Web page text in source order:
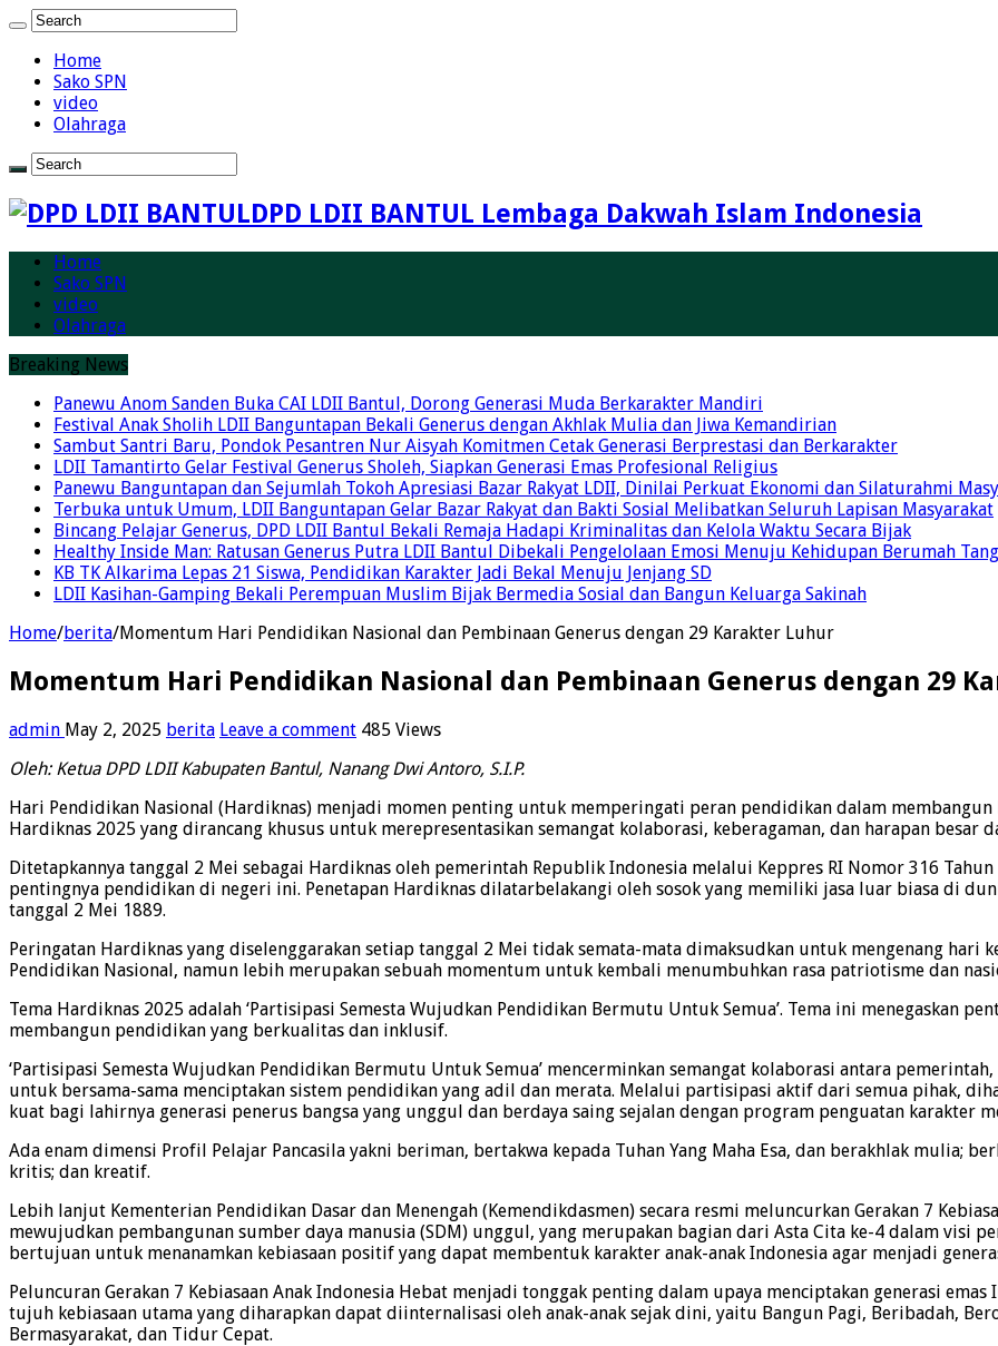
Home
Sako SPN
video
Olahraga
DPD LDII BANTUL Lembaga Dakwah Islam Indonesia
Home
Sako SPN
video
Olahraga
Breaking News
Panewu Anom Sanden Buka CAI LDII Bantul, Dorong Generasi Muda Berkarakter Mandiri
Festival Anak Sholih LDII Banguntapan Bekali Generus dengan Akhlak Mulia dan Jiwa Kemandirian
Sambut Santri Baru, Pondok Pesantren Nur Aisyah Komitmen Cetak Generasi Berprestasi dan Berkarakter
LDII Tamantirto Gelar Festival Generus Sholeh, Siapkan Generasi Emas Profesional Religius
Panewu Banguntapan dan Sejumlah Tokoh Apresiasi Bazar Rakyat LDII, Dinilai Perkuat Ekonomi dan Silaturahmi
Terbuka untuk Umum, LDII Banguntapan Gelar Bazar Rakyat dan Bakti Sosial Melibatkan Seluruh Lapisan Masyarakat
Bincang Pelajar Generus, DPD LDII Bantul Bekali Remaja Hadapi Kriminalitas dan Kelola Waktu Secara Bijak
Healthy Inside Man: Ratusan Generus Putra LDII Bantul Dibekali Pengelolaan Emosi Menuju Kehidupan Berumah
KB TK Alkarima Lepas 21 Siswa, Pendidikan Karakter Jadi Bekal Menuju Jenjang SD
LDII Kasihan-Gamping Bekali Perempuan Muslim Bijak Bermedia Sosial dan Bangun Keluarga Sakinah
Home/berita/Momentum Hari Pendidikan Nasional dan Pembinaan Generus dengan 29 Karakter Luhur
Momentum Hari Pendidikan Nasional dan Pembinaan Generus dengan 29
admin May 2, 2025 berita Leave a comment 485 Views
Oleh: Ketua DPD LDII Kabupaten Bantul, Nanang Dwi Antoro, S.I.P.
Hari Pendidikan Nasional (Hardiknas) menjadi momen penting untuk memperingati peran pendidikan dalam
Hardiknas 2025 yang dirancang khusus untuk merepresentasikan semangat kolaborasi, keberagaman, dan harapan besar
Ditetapkannya tanggal 2 Mei sebagai Hardiknas oleh pemerintah Republik Indonesia melalui Keppres RI Nomor 316
pentingnya pendidikan di negeri ini. Penetapan Hardiknas dilatarbelakangi oleh sosok yang memiliki jasa luar biasa di
tanggal 2 Mei 1889.
Peringatan Hardiknas yang diselenggarakan setiap tanggal 2 Mei tidak semata-mata dimaksudkan untuk mengenang hari
Pendidikan Nasional, namun lebih merupakan sebuah momentum untuk kembali menumbuhkan rasa patriotisme dan
Tema Hardiknas 2025 adalah ‘Partisipasi Semesta Wujudkan Pendidikan Bermutu Untuk Semua’. Tema ini menegaskan
membangun pendidikan yang berkualitas dan inklusif.
‘Partisipasi Semesta Wujudkan Pendidikan Bermutu Untuk Semua’ mencerminkan semangat kolaborasi antara
untuk bersama-sama menciptakan sistem pendidikan yang adil dan merata. Melalui partisipasi aktif dari semua pihak,
kuat bagi lahirnya generasi penerus bangsa yang unggul dan berdaya saing sejalan dengan program penguatan karakter
Ada enam dimensi Profil Pelajar Pancasila yakni beriman, bertakwa kepada Tuhan Yang Maha Esa, dan berakhlak mulia;
kritis; dan kreatif.
Lebih lanjut Kementerian Pendidikan Dasar dan Menengah (Kemendikdasmen) secara resmi meluncurkan Gerakan 7
mewujudkan pembangunan sumber daya manusia (SDM) unggul, yang merupakan bagian dari Asta Cita ke-4 dalam visi
bertujuan untuk menanamkan kebiasaan positif yang dapat membentuk karakter anak-anak Indonesia agar menjadi
Peluncuran Gerakan 7 Kebiasaan Anak Indonesia Hebat menjadi tonggak penting dalam upaya menciptakan generasi
tujuh kebiasaan utama yang diharapkan dapat diinternalisasi oleh anak-anak sejak dini, yaitu Bangun Pagi, Beribadah,
Bermasyarakat, dan Tidur Cepat.